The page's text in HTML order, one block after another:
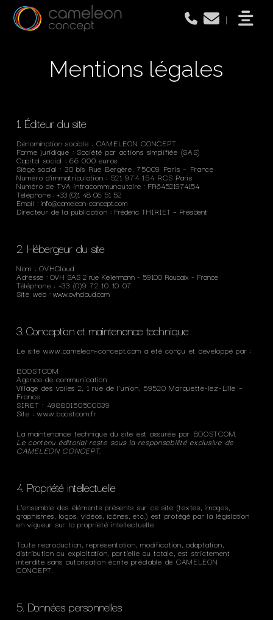
|
Mentions légales
1. Éditeur du site
Dénomination sociale : CAMELEON CONCEPT
Forme juridique : Société par actions simplifiée (SAS)
Capital social : 66 000 euros
Siège social : 30 bis Rue Bergère, 75009 Paris – France
Numéro d’immatriculation : 521 974 154 RCS Paris
Numéro de TVA intracommunautaire : FR64521974154
Téléphone : +33 (0)1 48 06 51 52
Email : info@cameleon-concept.com
Directeur de la publication: Frédéric THIRIET – Président
2. Hébergeur du site
Nom : OVHCloud
Adresse : OVH SAS 2 rue Kellermann - 59100 Roubaix - France
Téléphone : +33 (0)9 72 10 10 07
Site web : www.ovhcloud.com
3. Conception et maintenance technique
Le site www.cameleon-concept.com a été conçu et développé par :
BOOSTCOM
Agence de communication
Village des voiles 2, 1 rue de l'union, 59520 Marquette-lez-Lille –
France
SIRET : 49880150500039
Site : www.boostcom.fr
La maintenance technique du site est assurée par BOOSTCOM.
Le contenu éditorial reste sous la responsabilité exclusive de
CAMELEON CONCEPT.
4. Propriété intellectuelle
L'ensemble des éléments présents sur ce site (textes, images,
graphismes, logos, vidéos, icônes, etc.) est protégé par la législation
en vigueur sur la propriété intellectuelle.
Toute reproduction, représentation, modification, adaptation,
distribution ou exploitation, partielle ou totale, est strictement
interdite sans autorisation écrite préalable de CAMELEON
CONCEPT.
5. Données personnelles